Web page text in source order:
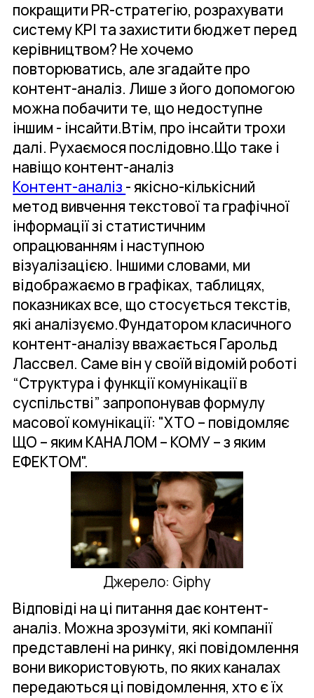
покращити PR-стратегію, розрахувати
систему KPI та захистити бюджет перед
керівництвом? Не хочемо
повторюватись, але згадайте про
контент-аналіз. Лише з його допомогою
можна побачити те, що недоступне
іншим - інсайти.Втім, про інсайти трохи
далі. Рухаємося послідовно.Що таке і
навіщо контент-аналіз
Контент-аналіз - якісно-кількісний
метод вивчення текстової та графічної
інформації зі статистичним
опрацюванням і наступною
візуалізацією. Іншими словами, ми
відображаємо в графіках, таблицях,
показниках все, що стосується текстів,
які аналізуємо.Фундатором класичного
контент-аналізу вважається Гарольд
Лассвел. Саме він у своїй відомій роботі
“Структура і функції комунікації в
суспільстві” запропонував формулу
масової комунікації: "ХТО – повідомляє
ЩО – яким КАНАЛОМ – КОМУ – з яким
ЕФЕКТОМ".
Джерело: Giphy
Відповіді на ці питання дає контент-
аналіз. Можна зрозуміти, які компанії
представлені на ринку, які повідомлення
вони використовують, по яких каналах
передаються ці повідомлення, хто є їх